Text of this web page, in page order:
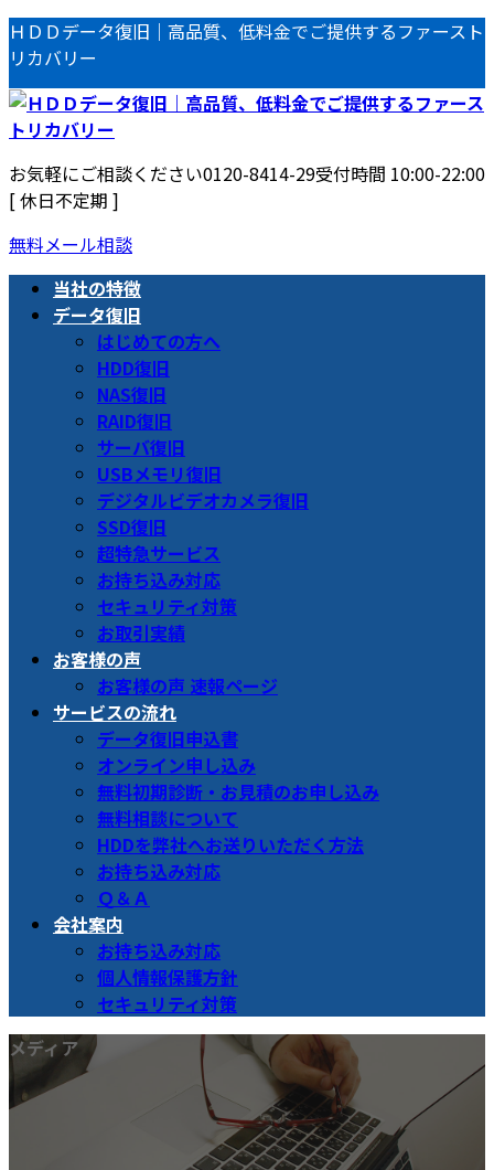
コ
ン
テ
ン
ツ
へ
ス
キ
ッ
プ
ナ
ビ
ゲ
ー
シ
ョ
ン
に
移
動
ＨＤＤデータ復旧｜高品質、低料金でご提供するファースト
リカバリー
お気軽にご相談ください0120-8414-29受付時間 10:00-22:00
[ 休日不定期 ]
無料メール相談
当社の特徴
データ復旧
はじめての方へ
HDD復旧
NAS復旧
RAID復旧
サーバ復旧
USBメモリ復旧
デジタルビデオカメラ復旧
SSD復旧
超特急サービス
お持ち込み対応
セキュリティ対策
お取引実績
お客様の声
お客様の声 速報ページ
サービスの流れ
データ復旧申込書
オンライン申し込み
無料初期診断・お見積のお申し込み
無料相談について
HDDを弊社へお送りいただく方法
お持ち込み対応
Ｑ＆Ａ
会社案内
お持ち込み対応
個人情報保護方針
セキュリティ対策
メディア